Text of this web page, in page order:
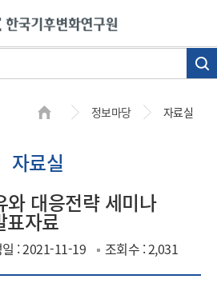
정보마당 자료실
자료실
대응전략 세미나
자료
: 2021-11-19 조회수 : 2,031